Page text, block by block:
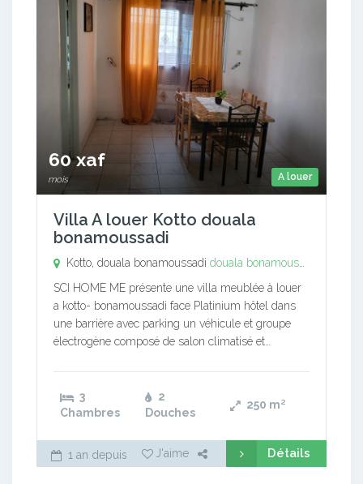
A louer
60 xaf
mois
Villa A louer Kotto douala
bonamoussadi
Kotto, douala bonamoussadi douala bonamoussadi
SCI HOME ME présente une villa meublée à louer
a kotto- bonamoussadi face Platinium hôtel dans
une barrière avec parking un véhicule et groupe
électrogène composé de salon climatisé et…
3
Chambres
2
Douches
250 m²
1 an depuis J'aime Détails